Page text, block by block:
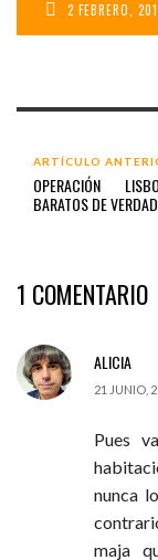
2 FEBRERO,
ARTÍCULO
OPERACIÓN
BARATOS DE VERDAD
1 COMENTARIO
ALICIA
21 JUNIO,
Pues
nunca
maja